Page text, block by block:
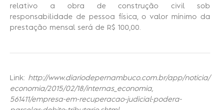
relativo a obra de construção civil sob
responsabilidade de pessoa física, o valor mínimo da
prestação mensal será de R$ 100,00.
Link: http://www.diariodepernambuco.com.br/app/noticia/
economia/2015/02/18/internas_economia,
561411/empresa-em-recuperacao-judicial-podera-